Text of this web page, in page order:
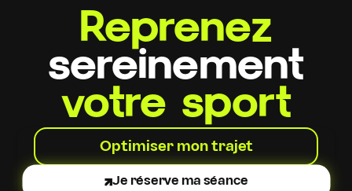
Reprenez
sereinement
votre sport
Optimiser mon trajet
Je réserve ma séance